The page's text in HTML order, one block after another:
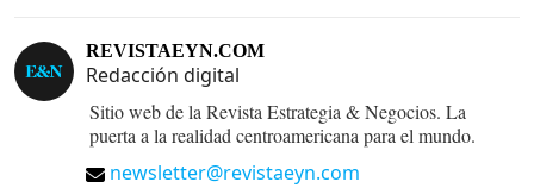
REVISTAEYN.COM
Redacción digital
Sitio web de la Revista Estrategia & Negocios. La
puerta a la realidad centroamericana para el mundo.
newsletter@revistaeyn.com